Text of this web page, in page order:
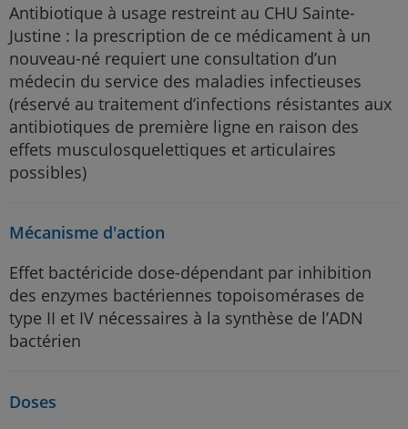
Antibiotique à usage restreint au CHU Sainte-
Justine : la prescription de ce médicament à un
nouveau-né requiert une consultation d’un
médecin du service des maladies infectieuses
(réservé au traitement d’infections résistantes aux
antibiotiques de première ligne en raison des
effets musculosquelettiques et articulaires
possibles)
Mécanisme d'action
Effet bactéricide dose-dépendant par inhibition
des enzymes bactériennes topoisomérases de
type II et IV nécessaires à la synthèse de l’ADN
bactérien
Doses